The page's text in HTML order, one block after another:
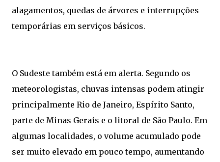
alagamentos, quedas de árvores e interrupções
temporárias em serviços básicos.
O Sudeste também está em alerta. Segundo os
meteorologistas, chuvas intensas podem atingir
principalmente Rio de Janeiro, Espírito Santo,
parte de Minas Gerais e o litoral de São Paulo. Em
algumas localidades, o volume acumulado pode
ser muito elevado em pouco tempo, aumentando